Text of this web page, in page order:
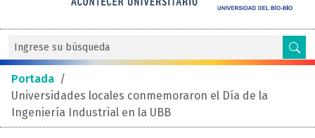
Portada /
Universidades locales conmemoraron el Día de la
Ingeniería Industrial en la UBB